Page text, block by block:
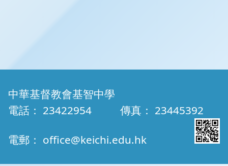
中華基督教會基智中學
電話：
23422954 傳真： 23445392
電郵： office@keichi.edu.hk